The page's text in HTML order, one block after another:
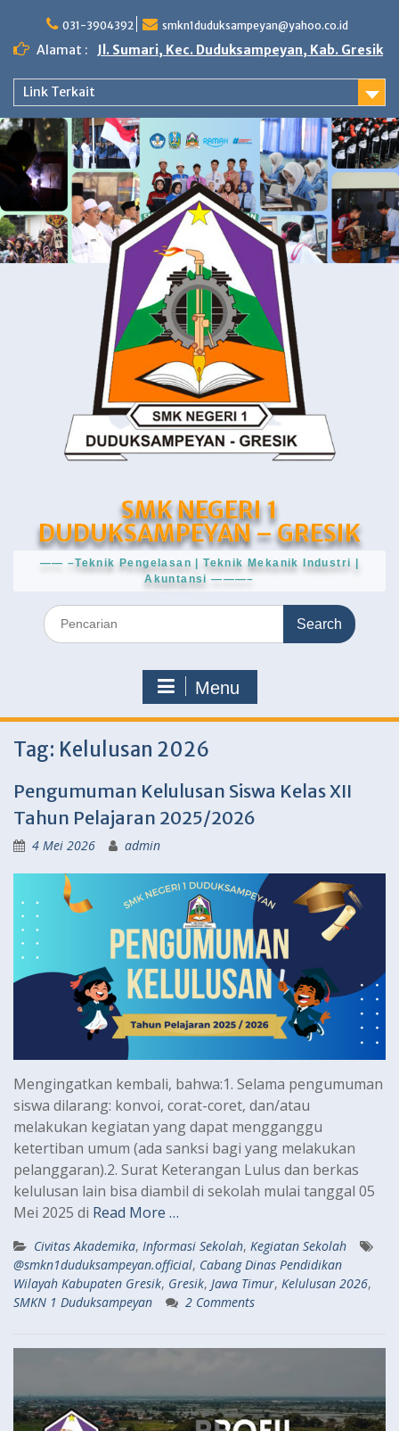
content
031-3904392 smkn1duduksampeyan@yahoo.co.id
Alamat : Jl. Sumari, Kec. Duduksampeyan, Kab. Gresik
Link Terkait
SMK NEGERI 1
DUDUKSAMPEYAN – GRESIK
—— –Teknik Pengelasan | Teknik Mekanik Industri |
Akuntansi ———–
Search
for:
Menu
Tag: Kelulusan 2026
Pengumuman Kelulusan Siswa Kelas XII
Tahun Pelajaran 2025/2026
4 Mei 2026 admin
Mengingatkan kembali, bahwa:1. Selama pengumuman
siswa dilarang: konvoi, corat-coret, dan/atau
melakukan kegiatan yang dapat mengganggu
ketertiban umum (ada sanksi bagi yang melakukan
pelanggaran).2. Surat Keterangan Lulus dan berkas
kelulusan lain bisa diambil di sekolah mulai tanggal 05
Mei 2025 di Read More …
Civitas Akademika, Informasi Sekolah, Kegiatan Sekolah
@smkn1duduksampeyan.official, Cabang Dinas Pendidikan
Wilayah Kabupaten Gresik, Gresik, Jawa Timur, Kelulusan 2026,
SMKN 1 Duduksampeyan
2 Comments